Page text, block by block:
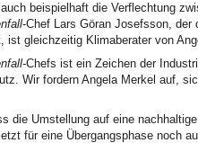
beispielhaft die Verflechtung
-Chef Lars Göran Josefsson,
ist gleichzeitig Klimaberater von
-Chefs ist ein Zeichen der
Wir fordern Angela Merkel auf,
die Umstellung auf eine
für eine Übergangsphase noch